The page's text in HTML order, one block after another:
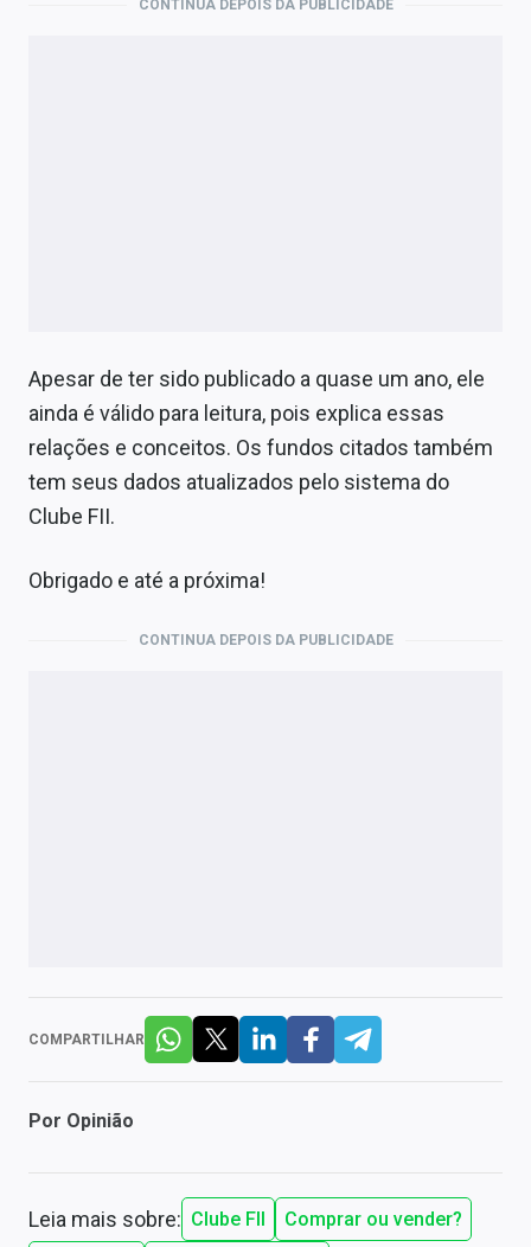
CONTINUA DEPOIS DA PUBLICIDADE
Apesar de ter sido publicado a quase um ano, ele
ainda é válido para leitura, pois explica essas
relações e conceitos. Os fundos citados também
tem seus dados atualizados pelo sistema do
Clube FII.
Obrigado e até a próxima!
CONTINUA DEPOIS DA PUBLICIDADE
COMPARTILHAR
Por Opinião
Leia mais sobre: Clube FII
Comprar ou vender?